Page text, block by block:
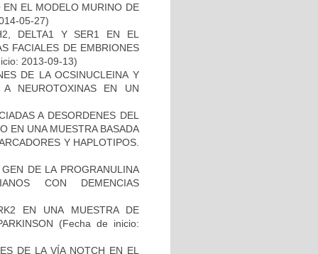
EN EL MODELO MURINO DE
05-27)
DELTA1 Y SER1 EN EL
FACIALES DE EMBRIONES
2013-09-13)
DE LA OCSINUCLEINA Y
A NEUROTOXINAS EN UN
A DESORDENES DEL
EN UNA MUESTRA BASADA
Y HAPLOTIPOS.
DE LA PROGRANULINA
CON DEMENCIAS
EN UNA MUESTRA DE
(Fecha de inicio:
DE LA VÍA NOTCH EN EL